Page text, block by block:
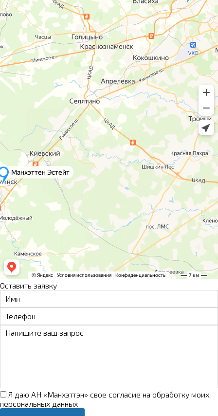
Оставить заявку
Я даю АН «Манхэттэн» свое согласие на обработку моих
персональных данных